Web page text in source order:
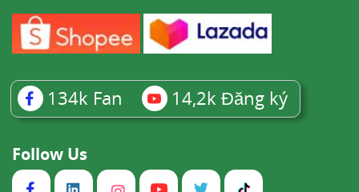
134k Fan 14,2k Đăng ký
Follow Us